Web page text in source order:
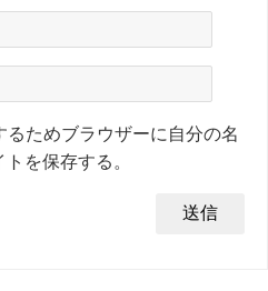
るためブラウザーに自分の名
を保存する。